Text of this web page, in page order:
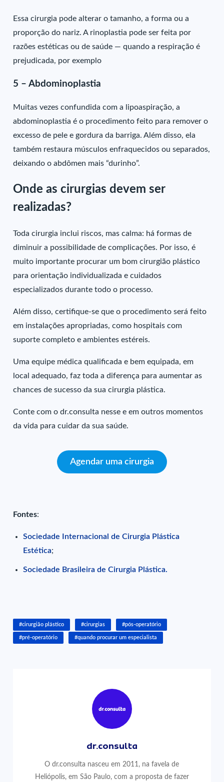
Essa cirurgia pode alterar o tamanho, a forma ou a
proporção do nariz. A rinoplastia pode ser feita por
razões estéticas ou de saúde — quando a respiração é
prejudicada, por exemplo
5 – Abdominoplastia
Muitas vezes confundida com a lipoaspiração, a
abdominoplastia é o procedimento feito para remover o
excesso de pele e gordura da barriga. Além disso, ela
também restaura músculos enfraquecidos ou separados,
deixando o abdômen mais “durinho”.
Onde as cirurgias devem ser
realizadas?
Toda cirurgia inclui riscos, mas calma: há formas de
diminuir a possibilidade de complicações. Por isso, é
muito importante procurar um bom cirurgião plástico
para orientação individualizada e cuidados
especializados durante todo o processo.
Além disso, certifique-se que o procedimento será feito
em instalações apropriadas, como hospitais com
suporte completo e ambientes estéreis.
Uma equipe médica qualificada e bem equipada, em
local adequado, faz toda a diferença para aumentar as
chances de sucesso da sua cirurgia plástica.
Conte com o dr.consulta nesse e em outros momentos
da vida para cuidar da sua saúde.
Agendar uma cirurgia
Fontes:
Sociedade Internacional de Cirurgia Plástica
Estética;
Sociedade Brasileira de Cirurgia Plástica.
#cirurgião plástico #cirurgias #pós-operatório
#pré-operatório #quando procurar um especialista
dr.consulta
O dr.consulta nasceu em 2011, na favela de
Heliópolis, em São Paulo, com a proposta de fazer